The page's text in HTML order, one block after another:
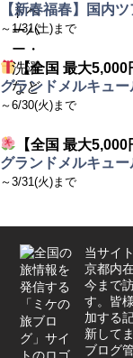
【新春福春】国内
～1/31(土)まで
【全国 最大
グランドメルキュ
～6/30(火)まで
【全国 最大
グランドメルキュ
～3/31(火)まで
当サイ
京都内
今まで
す。皆
加する
新して
ブログ